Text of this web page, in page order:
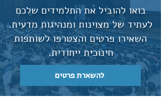
בואו להוביל את התלמידים שלכם
לעתיד של מצוינות ומנהיגות מדעית.
השאירו פרטים והצטרפו לשותפות
חינוכית ייחודית.
להשארת פרטים